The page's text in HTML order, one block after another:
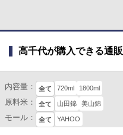
高千代が購入できる通販
内容量： 全て 720ml 1800ml
原料米： 全て 山田錦 美山錦
モール： 全て YAHOO